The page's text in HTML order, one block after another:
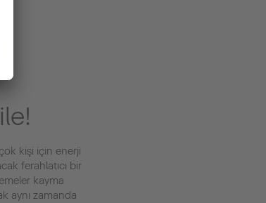
kişi için enerji
ferahlatıcı bir
kayma
aynı zamanda